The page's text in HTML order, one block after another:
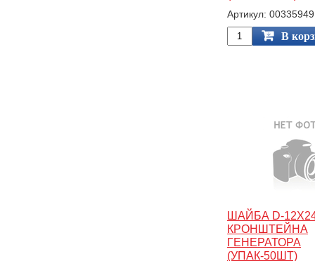
Артикул: 00335949
В
ШАЙБА D-
КРОНШТЕЙНА
ГЕНЕРАТОРА
(УПАК-50ШТ)